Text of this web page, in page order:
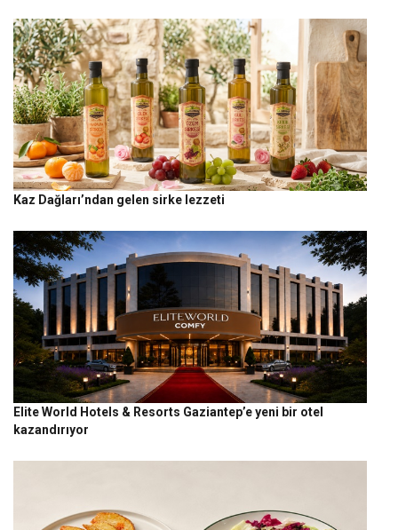
Kaz Dağları’ndan gelen sirke lezzeti
Elite World Hotels & Resorts Gaziantep’e yeni bir otel
kazandırıyor